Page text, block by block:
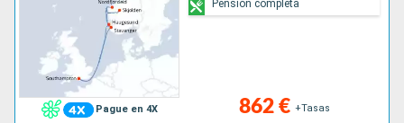
Pague en 4X 862 € +Tasas
Pensión completa